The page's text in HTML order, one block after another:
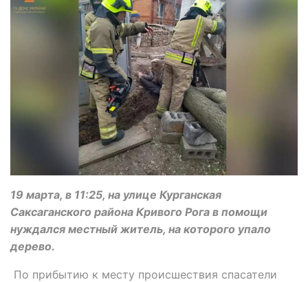
19 марта, в 11:25, на улице Курганская
Саксаганского района Кривого Рога в помощи
нуждался местный житель, на которого упало
дерево.
По прибытию к месту происшествия спасатели